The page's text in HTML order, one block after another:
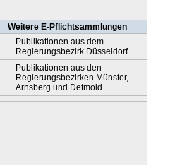
Weitere E-Pflichtsammlungen
Publikationen aus dem
Regierungsbezirk Düsseldorf
Publikationen aus den
Regierungsbezirken Münster,
Arnsberg und Detmold